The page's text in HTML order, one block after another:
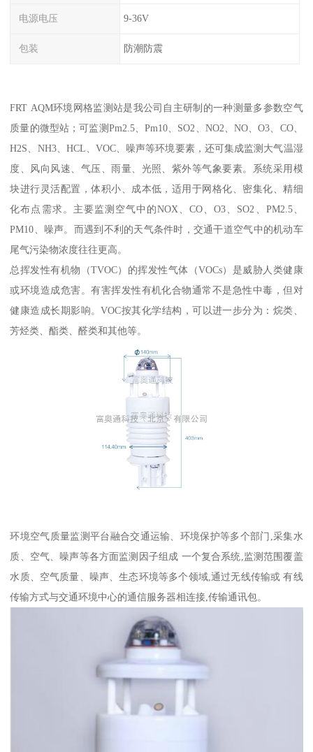
电源电压 9-36V
包装 防潮防震
FRT AQM环境网格监测站是我公司自主研制的一种测量多参数空气
质量的微型站；可监测Pm2.5、Pm10、SO2、NO2、NO、O3、CO、
H2S、NH3、HCL、VOC、噪声等环境要素，还可集成监测大气温湿
度、风向风速、气压、雨量、光照、紫外等气象要素。系统采用模
块进行灵活配置，体积小、成本低，适用于网格化、密集化、精细
化布点需求。主要监测空气中的NOX、CO、O3、SO2、PM2.5、
PM10、噪声。而遇到不利的天气条件时，交通干道空气中的机动车
尾气污染物浓度往往更高。
总挥发性有机物（TVOC）的挥发性气体（VOCs）是威胁人类健康
或环境造成危害。有害挥发性有机化合物通常不是急性中毒，但对
健康造成长期影响。VOC按其化学结构，可以进一步分为：烷类、
芳烃类、酯类、醛类和其他等。
环境空气质量监测平台融合交通运输、环境保护等多个部门,采集水
质、空气、噪声等各方面监测因子组成 一个复合系统,监测范围覆盖
水质、空气质量、噪声、生态环境等多个领域,通过无线传输或 有线
传输方式与交通环境中心的通信服务器相连接,传输通讯包。